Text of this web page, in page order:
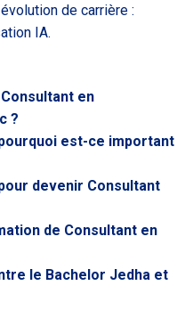
de carrière :
IA.
en
?
est-ce important
devenir Consultant
de Consultant en
le Bachelor Jedha et